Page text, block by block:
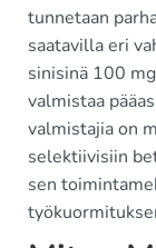
tunnetaan
saatavilla eri
sinisinä 100
valmistaa
valmistajia on
selektiivisiin
sen